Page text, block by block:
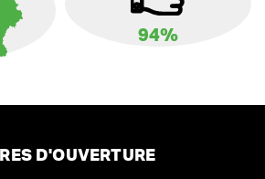
94%
D'OUVERTURE